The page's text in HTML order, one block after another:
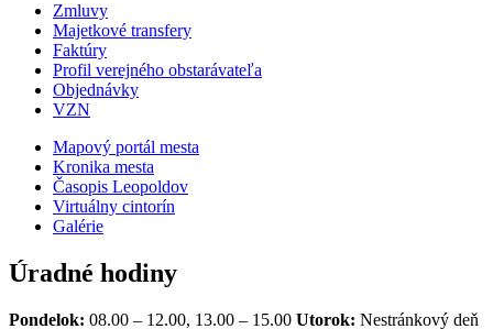
Zmluvy
Majetkové transfery
Faktúry
Profil verejného obstarávateľa
Objednávky
VZN
Mapový portál mesta
Kronika mesta
Časopis Leopoldov
Virtuálny cintorín
Galérie
Úradné hodiny
Pondelok: 08.00 – 12.00, 13.00 – 15.00 Utorok: Nestránkový deň